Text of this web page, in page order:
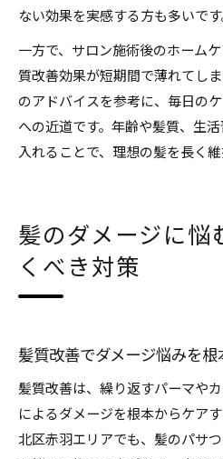
ない効果を実感する方も多いです
一方で、サロン施術後のホーム
質改善効果が短期間で薄れてし
のアドバイスを参考に、毎日の
への近道です。年齢や髪質、生
入れることで、理想の髪を長く維
髪のダメージに悩
くべき対策
髪質改善でダメージ悩みを根
髪質改善は、繰り返すパーマや
によるダメージを根本からケア
北区赤羽エリアでも、髪のパサ